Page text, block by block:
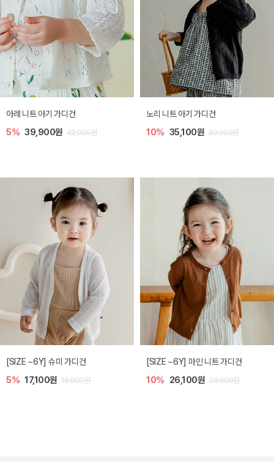
[SIZE ~6Y] 로메이 라운지 셋업
10% 23,400원 26,000원
밀라 아기 원피스
20% 27,200원 34,000원
밀라 아기 점프수트
10% 30,600원 34,000원
밀라 아기 셋업
20% 35,200원 44,000원